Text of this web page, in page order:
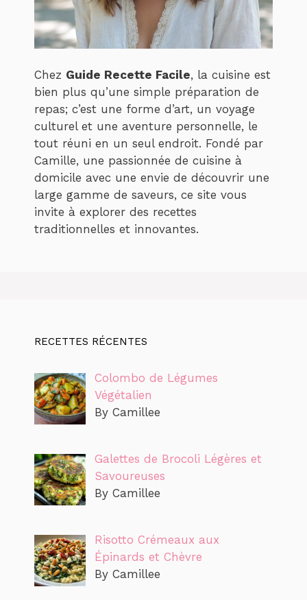
Chez Guide Recette Facile, la cuisine est
bien plus qu’une simple préparation de
repas; c’est une forme d’art, un voyage
culturel et une aventure personnelle, le
tout réuni en un seul endroit. Fondé par
Camille, une passionnée de cuisine à
domicile avec une envie de découvrir une
large gamme de saveurs, ce site vous
invite à explorer des recettes
traditionnelles et innovantes.
RECETTES RÉCENTES
Colombo de Légumes
Végétalien
By Camillee
Galettes de Brocoli Légères et
Savoureuses
By Camillee
Risotto Crémeaux aux
Épinards et Chèvre
By Camillee